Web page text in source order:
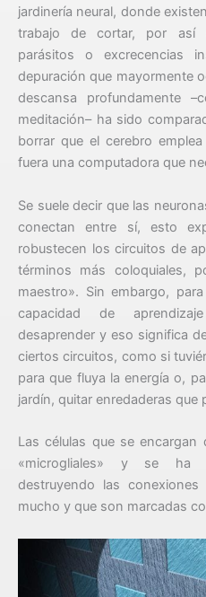
jardinería neural, donde
trabajo de cortar, por así
parásitos o excrecencias
depuración que mayormente
descansa profundamente
meditación– ha sido
borrar que el cerebro
fuera una computadora que
Se suele decir que las
conectan entre sí, esto
robustecen los circuitos de
términos más coloquiales,
maestro». Sin embargo,
capacidad de
desaprender y eso significa
ciertos circuitos, como si
para que fluya la energía o,
jardín, quitar enredaderas que
Las células que se
«microgliales» y se ha
destruyendo las
mucho y que son marcadas